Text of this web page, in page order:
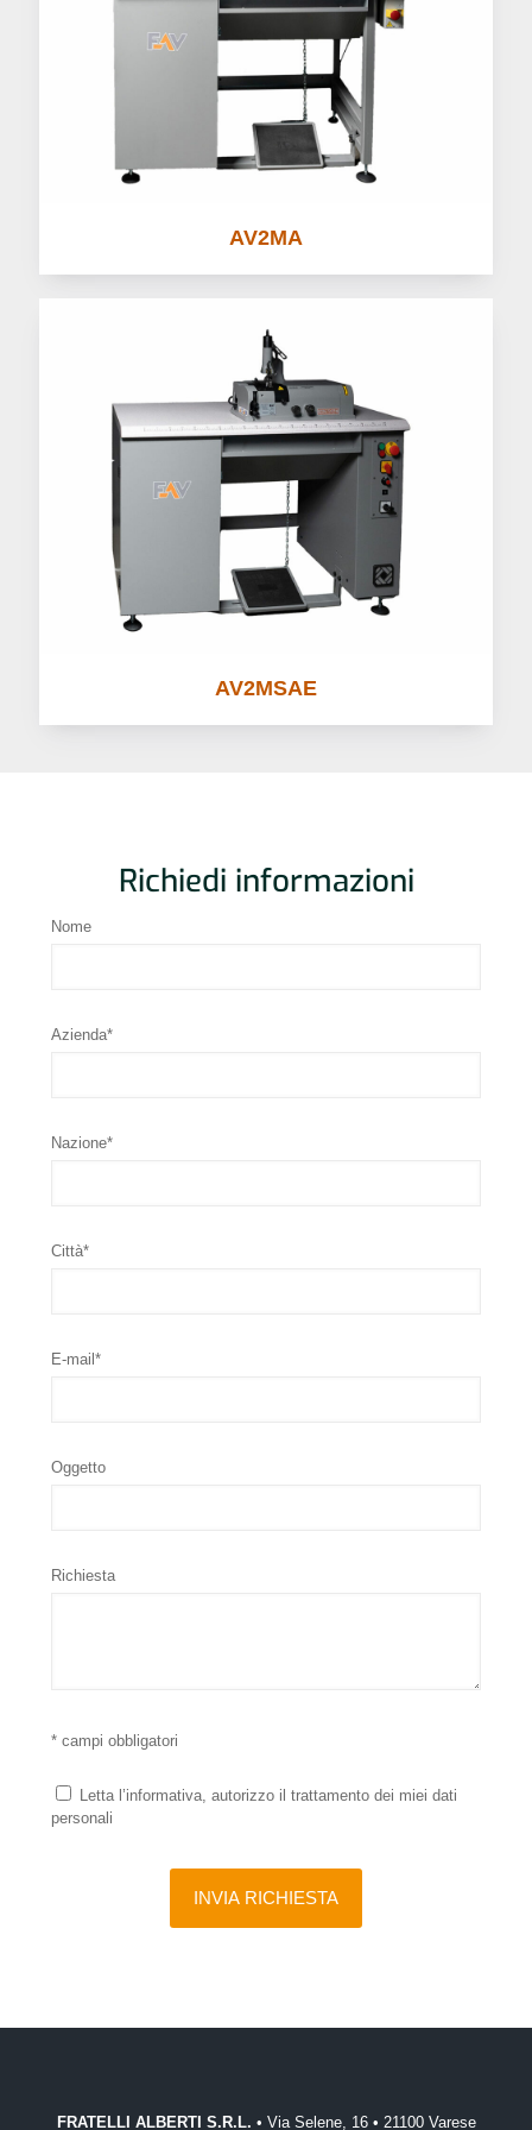
AV2MA
AV2MSAE
Richiedi informazioni
Nome
Azienda*
Nazione*
Città*
E-mail*
Oggetto
Richiesta
* campi obbligatori
Letta l’informativa, autorizzo il trattamento dei miei dati
personali
FRATELLI ALBERTI S.R.L. • Via Selene, 16 • 21100 Varese